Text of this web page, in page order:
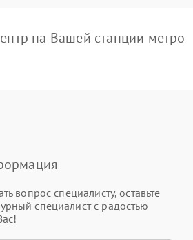
на Вашей станции метро
вопрос специалисту, оставьте
специалист с радостью